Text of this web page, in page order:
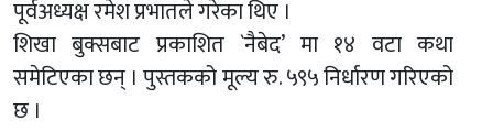
पूर्वअध्यक्ष रमेश प्रभातले गरेका थिए ।
शिखा बुक्सबाट प्रकाशित `नैबेद’ मा १४ वटा कथा
समेटिएका छन् । पुस्तकको मूल्य रु. ५९५ निर्धारण गरिएको
छ ।